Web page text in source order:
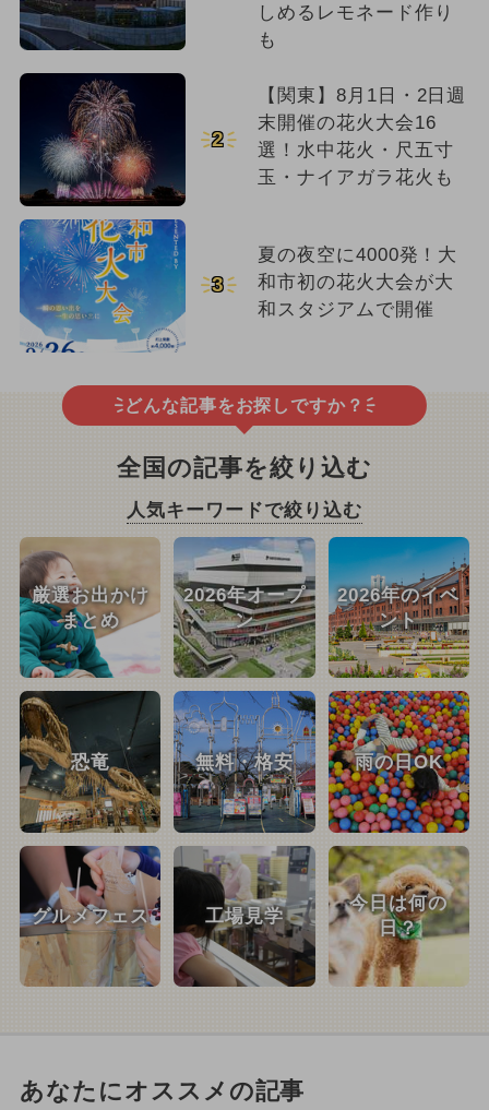
しめるレモネード作り
も
2
【関東】8月1日・2日週
末開催の花火大会16
選！水中花火・尺五寸
玉・ナイアガラ花火も
3
夏の夜空に4000発！大
和市初の花火大会が大
和スタジアムで開催
どんな記事をお探しですか？
全国の記事を絞り込む
人気キーワードで絞り込む
厳選お出かけ
まとめ
2026年オープ
ン
2026年のイベ
ント
恐竜 無料・格安 雨の日OK
グルメフェス 工場見学
今日は何の
日？
あなたにオススメの記事